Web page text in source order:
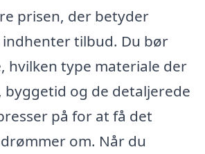
prisen, der betyder
tilbud. Du bør
hvilken type materiale der
og de detaljerede
på for at få det
om. Når du